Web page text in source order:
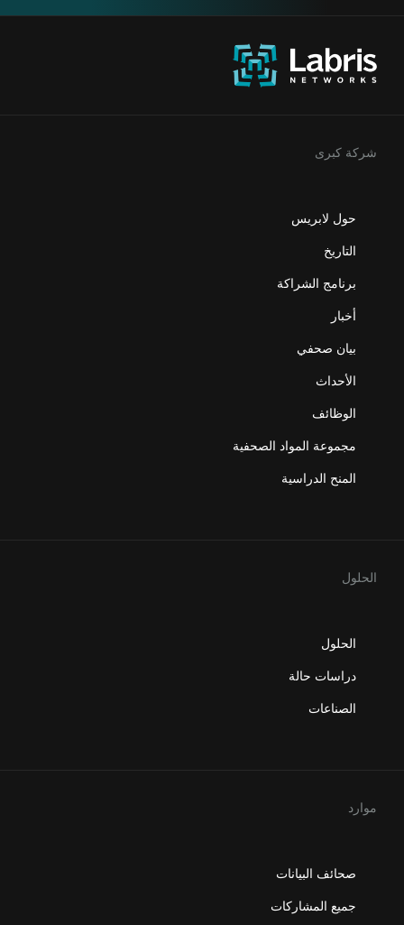
شركة كبرى
حول لابريس
التاريخ
برنامج الشراكة
أخبار
بيان صحفي
الأحداث
الوظائف
مجموعة المواد الصحفية
المنح الدراسية
الحلول
الحلول
دراسات حالة
الصناعات
موارد
صحائف البيانات
جميع المشاركات